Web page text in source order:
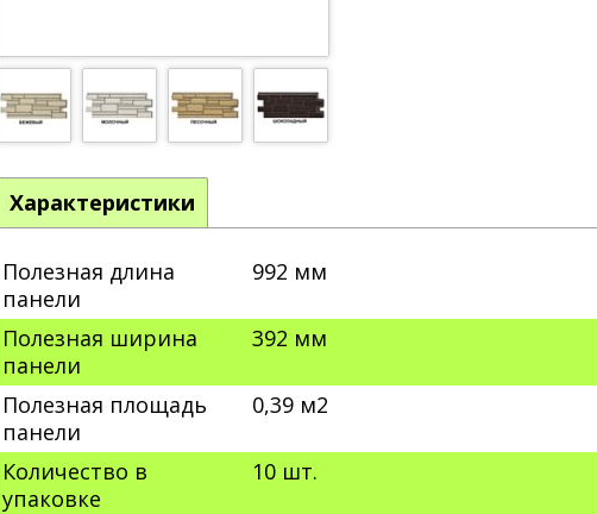
Характеристики
Полезная длина
панели
992 мм
Полезная ширина
панели
392 мм
Полезная площадь
панели
0,39 м2
Количество в
упаковке
10 шт.